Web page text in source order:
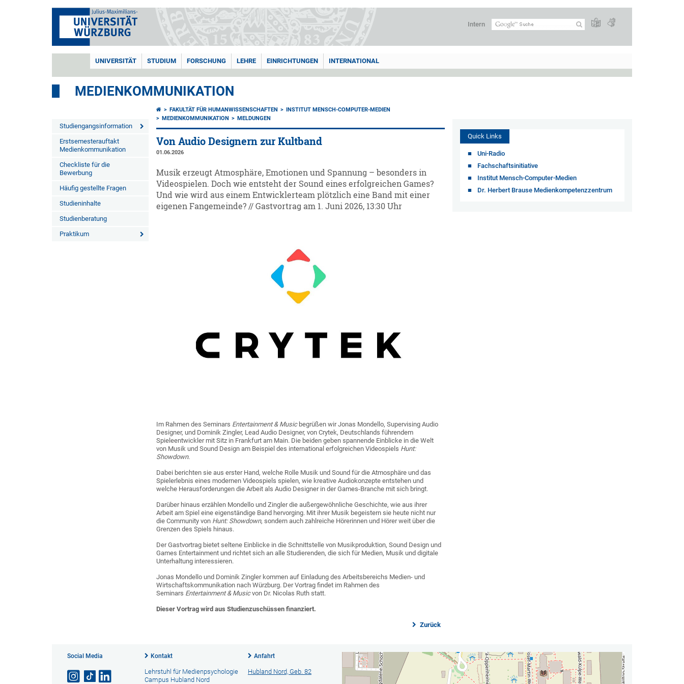
Intern
UNIVERSITÄT STUDIUM FORSCHUNG LEHRE EINRICHTUNGEN INTERNATIONAL
MEDIENKOMMUNIKATION
Studiengangsinformation
Erstsemesterauftakt
Medienkommunikation
Checkliste für die
Bewerbung
Häufig gestellte Fragen
Studieninhalte
Studienberatung
Praktikum
FAKULTÄT FÜR HUMANWISSENSCHAFTEN
INSTITUT MENSCH-COMPUTER-MEDIEN
MEDIENKOMMUNIKATION
MELDUNGEN
Von Audio Designern zur Kultband
01.06.2026
Musik erzeugt Atmosphäre, Emotionen und Spannung – besonders in
Videospielen. Doch wie entsteht der Sound eines erfolgreichen Games?
Und wie wird aus einem Entwicklerteam plötzlich eine Band mit einer
eigenen Fangemeinde? // Gastvortrag am 1. Juni 2026, 13:30 Uhr
Im Rahmen des Seminars Entertainment & Musicbegrüßen wir Jonas Mondello, Supervising Audio
Designer, und Dominik Zingler, Lead Audio Designer, von Crytek, Deutschlands führendem
Spieleentwickler mit Sitz in Frankfurt am Main. Die beiden geben spannende Einblicke in die Welt
von Musik und Sound Design am Beispiel des international erfolgreichen Videospiels Hunt:
Showdown.
Dabei berichten sie aus erster Hand, welche Rolle Musik und Sound für die Atmosphäre und das
Spielerlebnis eines modernen Videospiels spielen, wie kreative Audiokonzepte entstehen und
welche Herausforderungen die Arbeit als Audio Designer in der Games-Branche mit sich bringt.
Darüber hinaus erzählen Mondello und Zingler die außergewöhnliche Geschichte, wie aus ihrer
Arbeit am Spiel eine eigenständige Band hervorging. Mit ihrer Musik begeistern sie heute nicht nur
die Community von Hunt: Showdown, sondern auch zahlreiche Hörerinnen und Hörer weit über die
Grenzen des Spiels hinaus.
Der Gastvortrag bietet seltene Einblicke in die Schnittstelle von Musikproduktion, Sound Design und
Games Entertainment und richtet sich an alle Studierenden, die sich für Medien, Musik und digitale
Unterhaltung interessieren.
Jonas Mondello und Dominik Zingler kommen auf Einladung des Arbeitsbereichs Medien- und
Wirtschaftskommunikation nach Würzburg. Der Vortrag findet im Rahmen des
Seminars Entertainment & Musicvon Dr. Nicolas Ruth statt.
Dieser Vortrag wird aus Studienzuschüssen finanziert.
Zurück
Quick Links
Uni-Radio
Fachschaftsinitiative
Institut Mensch-Computer-Medien
Dr. Herbert Brause Medienkompetenzzentrum
Social Media Kontakt
Lehrstuhl für Medienpsychologie
Campus Hubland Nord
Anfahrt
Hubland Nord, Geb. 82